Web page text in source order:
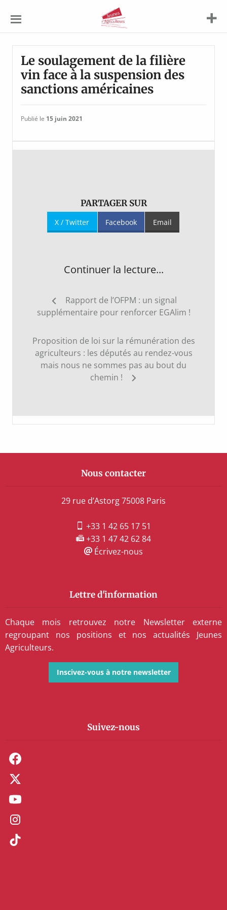
Agriculteurs
Le soulagement de la filière
vin face à la suspension des
sanctions américaines
Publié le 15 juin 2021
PARTAGER SUR
X / Twitter Facebook Email
Continuer la lecture...
NavigationRapport de l’OFPM : un signal
supplémentaire pour renforcer EGAlim !
Proposition de loi sur la rémunération des
agriculteurs : les députés au rendez-vous
mais nous ne sommes pas au bout du
chemin !
Nous contacter
29 rue d’Astorg 75008 Paris
+33 1 42 65 17 51
+33 1 47 42 62 84
Écrivez-nous
Lettre d'information
Chaque mois retrouvez notre Newsletter externe
regroupant nos positions et nos actualités Jeunes
Agriculteurs.
Inscivez-vous à notre newsletter
Suivez-nous